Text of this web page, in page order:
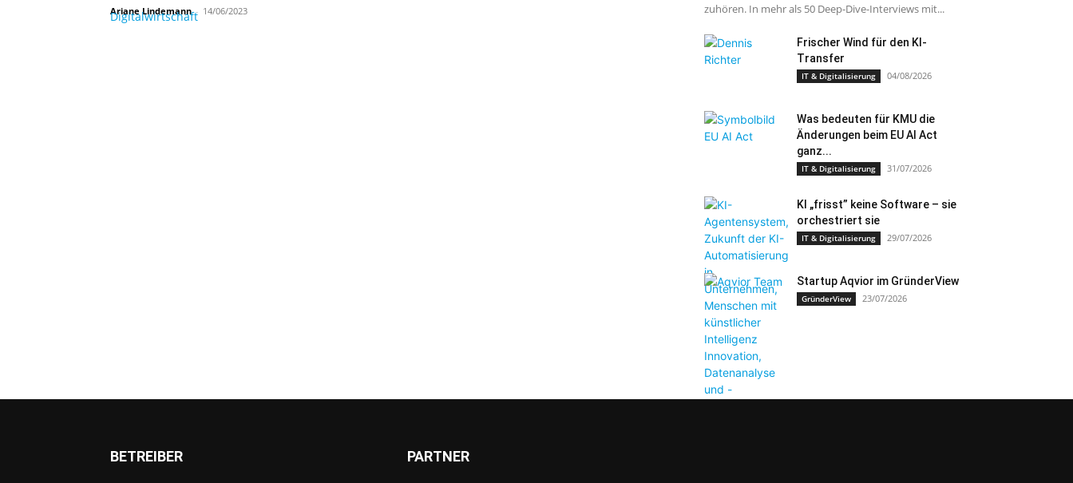
Ariane Lindemann - 14/06/2023
zuhören. In mehr als 50 Deep-Dive-Interviews mit...
Frischer Wind für den KI-
Transfer
IT & Digitalisierung 04/08/2026
Was bedeuten für KMU die
Änderungen beim EU AI Act
ganz...
IT & Digitalisierung 31/07/2026
KI „frisst” keine Software – sie
orchestriert sie
IT & Digitalisierung 29/07/2026
Startup Aqvior im GründerView
GründerView 23/07/2026
BETREIBER PARTNER